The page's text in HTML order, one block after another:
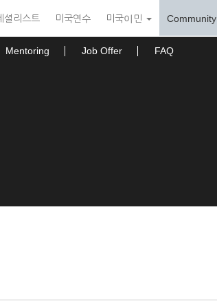
셜리스트 미국연수 미국이민 Community
Mentoring Job Offer FAQ